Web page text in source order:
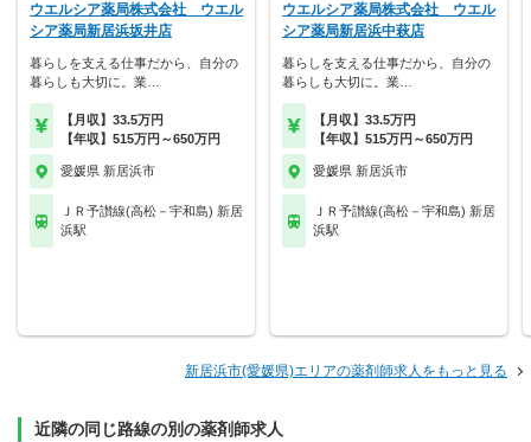
ウエルシア薬局株式会社 ウエル
シア薬局新居浜坂井店
暮らしを支える仕事だから、自分の
暮らしも大切に。業…
【月収】33.5万円
【年収】515万円～650万円
愛媛県 新居浜市
ＪＲ予讃線(高松－宇和島) 新居
浜駅
ウエルシア薬局株式会社 ウエル
シア薬局新居浜中萩店
暮らしを支える仕事だから、自分の
暮らしも大切に。業…
【月収】33.5万円
【年収】515万円～650万円
愛媛県 新居浜市
ＪＲ予讃線(高松－宇和島) 新居
浜駅
新居浜市(愛媛県)エリアの薬剤師求人をもっと見る
近隣の同じ路線の別の薬剤師求人